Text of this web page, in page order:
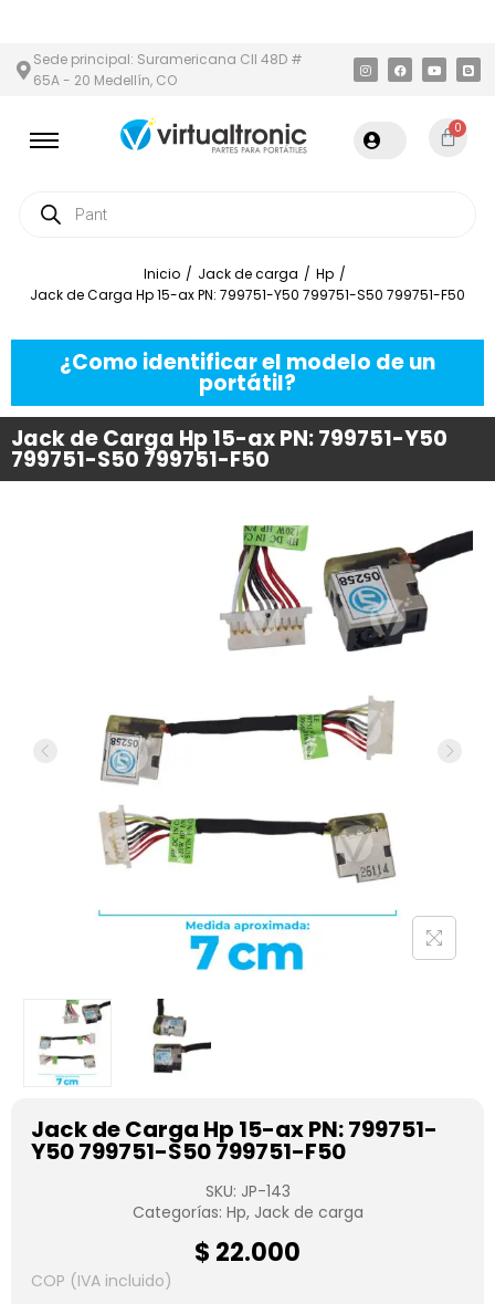
Sede principal: Suramericana Cll 48D #
65A - 20 Medellín, CO
0
Inicio / Jack de carga / Hp /
Jack de Carga Hp 15-ax PN: 799751-Y50 799751-S50 799751-F50
¿Como identificar el modelo de un
portátil?
Jack de Carga Hp 15-ax PN: 799751-Y50
799751-S50 799751-F50
Jack de Carga Hp 15-ax PN: 799751-
Y50 799751-S50 799751-F50
SKU: JP-143
Categorías: Hp, Jack de carga
$ 22.000
COP (IVA incluido)